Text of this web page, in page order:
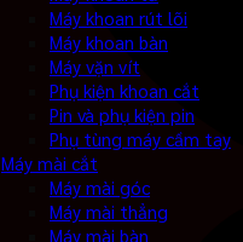
Máy khoan rút lõi
Máy khoan bàn
Máy vặn vít
Phụ kiện khoan cắt
Pin và phụ kiện pin
Phụ tùng máy cầm tay
Máy mài cắt
Máy mài góc
Máy mài thẳng
Máy mài bàn